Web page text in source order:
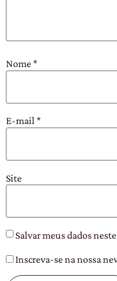
Nome*
E-mail*
Site
Salvar meus dados
Inscreva-se na nossa